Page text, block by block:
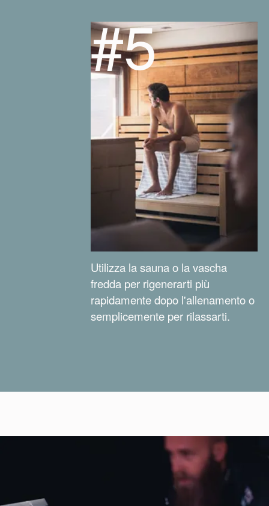
#5
Utilizza la sauna o la vascha
fredda per rigenerarti più
rapidamente dopo l'allenamento o
semplicemente per rilassarti.